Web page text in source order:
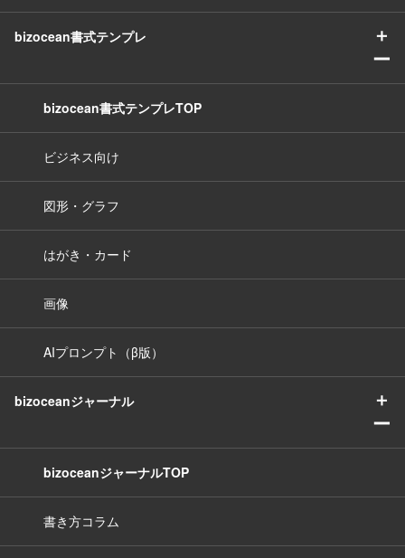
bizocean書式テンプレ
＋
ー
bizocean書式テンプレTOP
ビジネス向け
図形・グラフ
はがき・カード
画像
AIプロンプト（β版）
bizoceanジャーナル
＋
ー
bizoceanジャーナルTOP
書き方コラム